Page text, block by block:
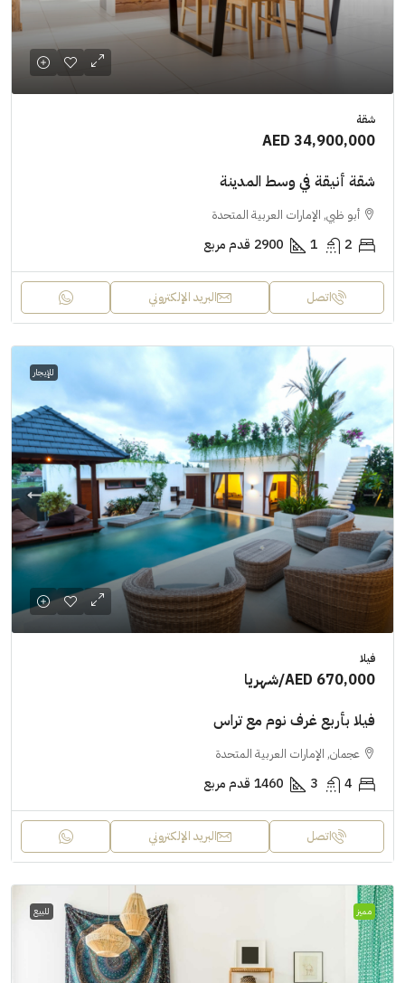
شقة
AED 34,900,000
شقة أنيقة في وسط المدينة
أبو ظبي, الإمارات العربية المتحدة
2
1
2900 قدم مربع
اتصل البريد الإلكتروني
للإيجار
فيلا
AED 670,000/شهريا
فيلا بأربع غرف نوم مع تراس
عجمان, الإمارات العربية المتحدة
4
3
1460 قدم مربع
اتصل البريد الإلكتروني
مميز للبيع